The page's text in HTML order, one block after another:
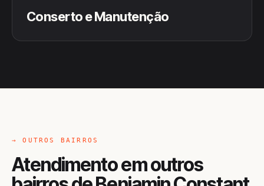
Conserto e Manutenção
→ OUTROS BAIRROS
Atendimento em outros